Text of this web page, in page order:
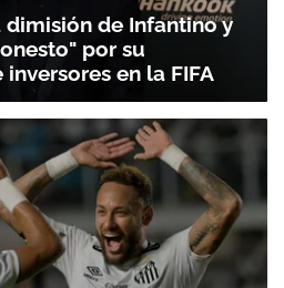
dimisión de Infantino y
por su
en la FIFA